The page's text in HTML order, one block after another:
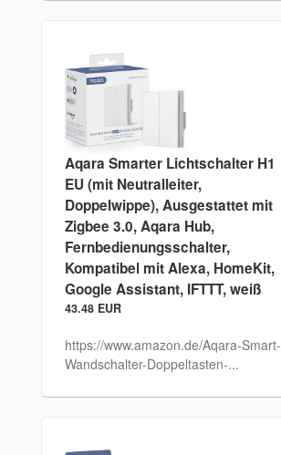
Aqara Smarter Lichtschalter H1
EU (mit Neutralleiter,
Doppelwippe), Ausgestattet mit
Zigbee 3.0, Aqara Hub,
Fernbedienungsschalter,
Kompatibel mit Alexa, HomeKit,
Google Assistant, IFTTT, weiß
43.48 EUR
https://www.amazon.de/Aqara-Smart-
Wandschalter-Doppeltasten-...